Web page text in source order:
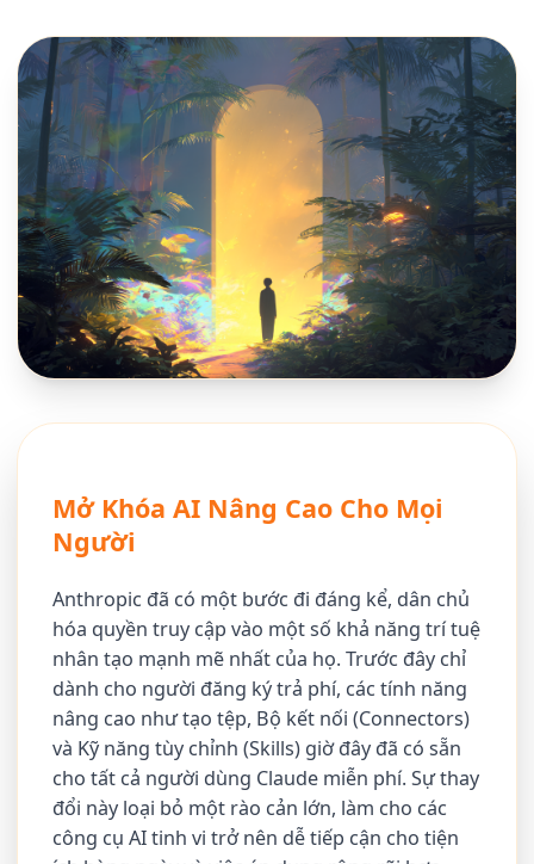
Mở Khóa AI Nâng Cao Cho Mọi
Người
Anthropic đã có một bước đi đáng kể, dân chủ
hóa quyền truy cập vào một số khả năng trí tuệ
nhân tạo mạnh mẽ nhất của họ. Trước đây chỉ
dành cho người đăng ký trả phí, các tính năng
nâng cao như tạo tệp, Bộ kết nối (Connectors)
và Kỹ năng tùy chỉnh (Skills) giờ đây đã có sẵn
cho tất cả người dùng Claude miễn phí. Sự thay
đổi này loại bỏ một rào cản lớn, làm cho các
công cụ AI tinh vi trở nên dễ tiếp cận cho tiện